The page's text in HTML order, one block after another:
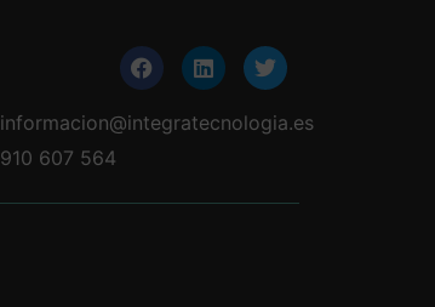
informacion@integratecnologia.es
910 607 564